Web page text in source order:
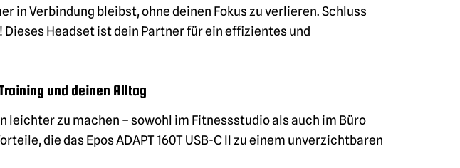
in Verbindung bleibst, ohne deinen Fokus zu verlieren. Schluss
Headset ist dein Partner für ein effizientes und
und deinen Alltag
leichter zu machen – sowohl im Fitnessstudio als auch im Büro
die das Epos ADAPT 160T USB-C II zu einem unverzichtbaren